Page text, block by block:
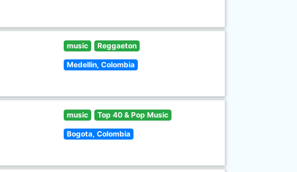
music Reggaeton
Medellin, Colombia
music Top 40 & Pop Music
Bogota, Colombia